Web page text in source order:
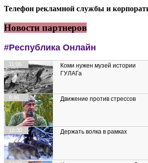
Телефон рекламной службы и
Новости партнеров